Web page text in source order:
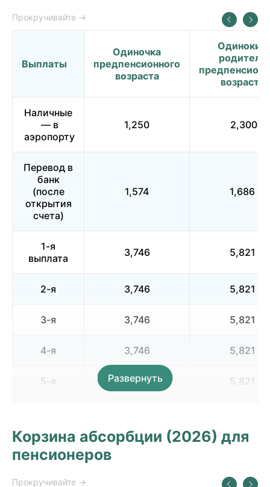
Выплаты
Одиночка
предпенсионного
возраста
Одинокий
родитель
возраста
Наличные
— в
аэропорту
1,250 2,300
Перевод в
банк
(после
открытия
счета)
1,574 1,686
1-я
выплата
3,746 5,821
2-я 3,746 5,821
3-я 3,746 5,821
4-я 3,746 5,821
5-я 3,746 5,821
Всего 25,300 38,912
Развернуть
Корзина абсорбции (2026) для
пенсионеров